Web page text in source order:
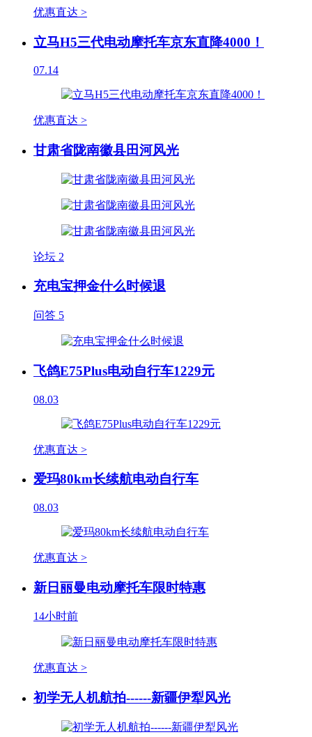
优惠直达 >
立马H5三代电动摩托车京东直降4000！
07.14
优惠直达 >
甘肃省陇南徽县田河风光
论坛 2
充电宝押金什么时候退
问答 5
飞鸽E75Plus电动自行车1229元
08.03
优惠直达 >
爱玛80km长续航电动自行车
08.03
优惠直达 >
新日丽曼电动摩托车限时特惠
14小时前
优惠直达 >
初学无人机航拍------新疆伊犁风光